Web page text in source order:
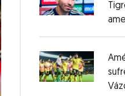
Opens in new
Opens in new